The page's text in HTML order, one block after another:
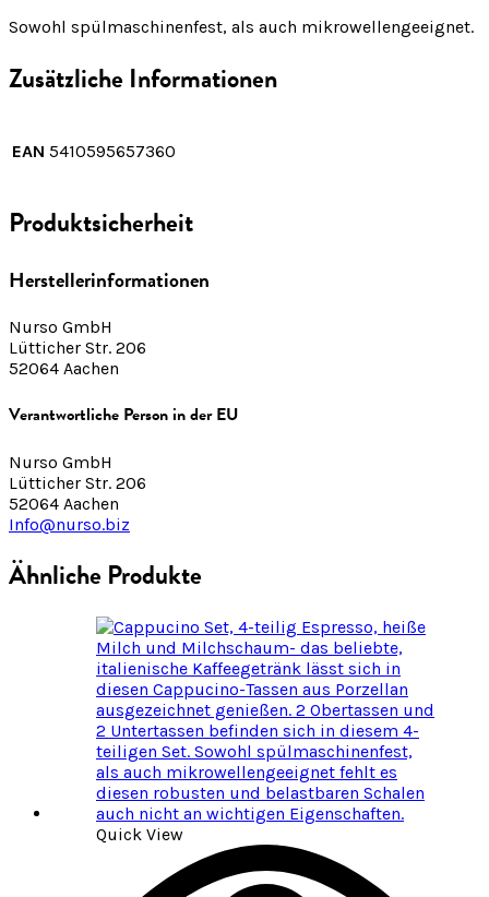
Sowohl spülmaschinenfest, als auch mikrowellengeeignet.
Zusätzliche Informationen
EAN 5410595657360
Produktsicherheit
Herstellerinformationen
Nurso GmbH
Lütticher Str. 206
52064 Aachen
Verantwortliche Person in der EU
Nurso GmbH
Lütticher Str. 206
52064 Aachen
Info@nurso.biz
Ähnliche Produkte
Quick View